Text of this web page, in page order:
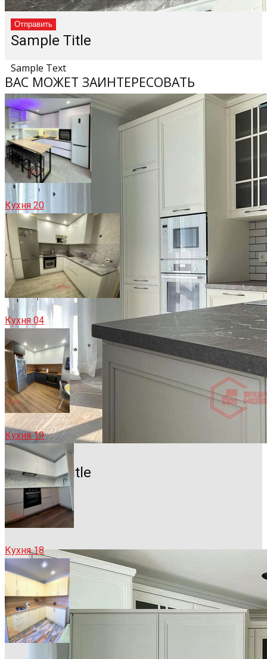
Sample Title
Sample Text
Sample Title
Sample Text
ВАС МОЖЕТ ЗАИНТЕРЕСОВАТЬ
Кухня 20
Кухня 04
Кухня 19
Кухня 18